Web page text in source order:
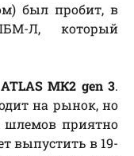
был пробит, в
Л, который
ATLAS МК2 gen 3.
на рынок, но
шлемов приятно
выпустить в 19-